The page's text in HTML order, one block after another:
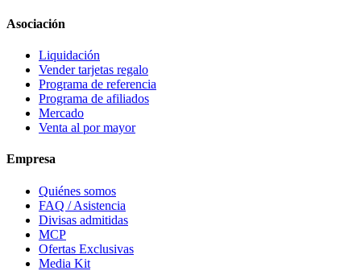
Asociación
Liquidación
Vender tarjetas regalo
Programa de referencia
Programa de afiliados
Mercado
Venta al por mayor
Empresa
Quiénes somos
FAQ / Asistencia
Divisas admitidas
MCP
Ofertas Exclusivas
Media Kit